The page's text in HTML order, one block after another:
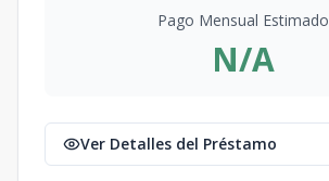
Pago Mensual Estimado
N/A
Ver Detalles del Préstamo